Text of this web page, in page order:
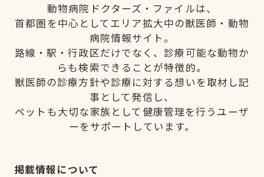
動物病院ドクターズ・ファイルは、
首都圏を中心としてエリア拡大中の獣医師・動物
病院情報サイト。
路線・駅・行政区だけでなく、診療可能な動物か
らも検索できることが特徴的。
獣医師の診療方針や診療に対する想いを取材し記
事として発信し、
ペットも大切な家族として健康管理を行うユーザ
ーをサポートしています。
掲載情報について